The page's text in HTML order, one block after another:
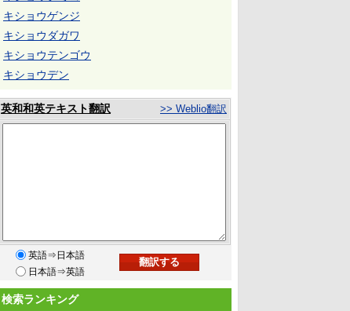
キショウゲンジ
キショウダガワ
キショウテンゴウ
キショウデン
英和和英テキスト翻訳 >> Weblio翻訳
英語⇒日本語
日本語⇒英語
検索ランキング